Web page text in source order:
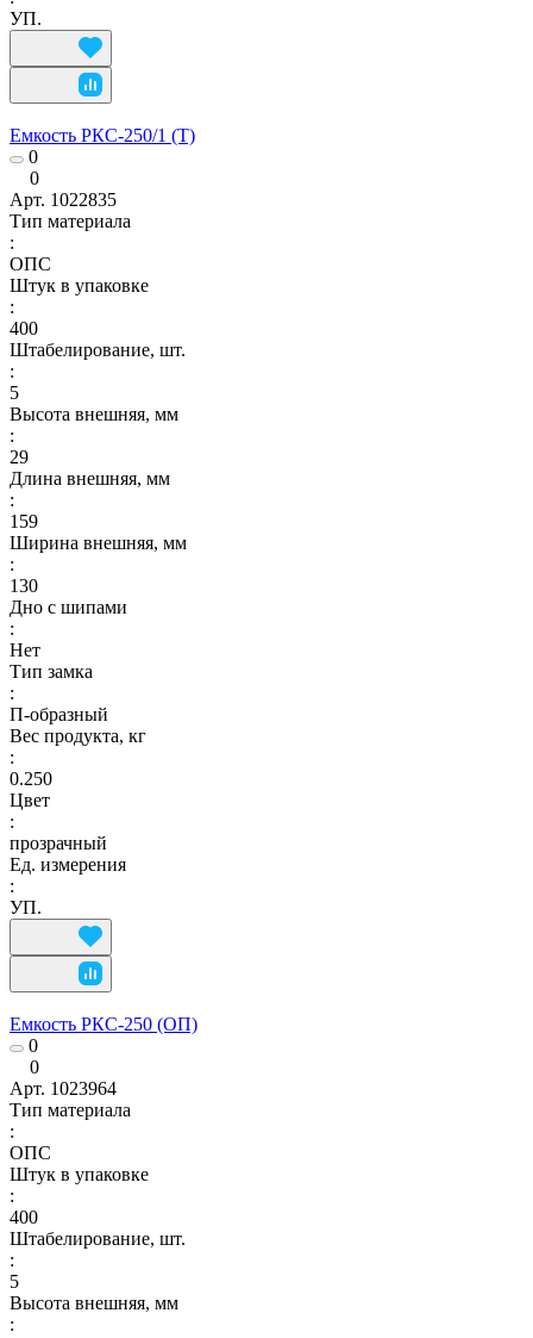
УП.
Емкость РКС-250/1 (Т)
0
0
Арт. 1022835
Тип материала
:
ОПС
Штук в упаковке
:
400
Штабелирование, шт.
:
5
Высота внешняя, мм
:
29
Длина внешняя, мм
:
159
Ширина внешняя, мм
:
130
Дно с шипами
:
Нет
Тип замка
:
П-образный
Вес продукта, кг
:
0.250
Цвет
:
прозрачный
Ед. измерения
:
УП.
Емкость РКС-250 (ОП)
0
0
Арт. 1023964
Тип материала
:
ОПС
Штук в упаковке
:
400
Штабелирование, шт.
:
5
Высота внешняя, мм
: